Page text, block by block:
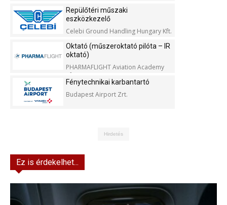
Repülőtéri műszaki
eszközkezelő
Celebi Ground Handling Hungary Kft.
Oktató (műszeroktató pilóta – IR
oktató)
PHARMAFLIGHT Aviation Academy
Kft.
Fénytechnikai karbantartó
Budapest Airport Zrt.
Hirdetés
Ez is érdekelhet...